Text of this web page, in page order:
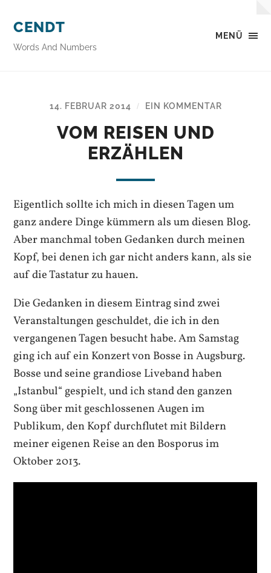
MENÜ
CENDT
Words And Numbers
14. FEBRUAR 2014 / EIN KOMMENTAR
VOM REISEN UND
ERZÄHLEN
Eigentlich sollte ich mich in diesen Tagen um
ganz andere Dinge kümmern als um diesen Blog.
Aber manchmal toben Gedanken durch meinen
Kopf, bei denen ich gar nicht anders kann, als sie
auf die Tastatur zu hauen.
Die Gedanken in diesem Eintrag sind zwei
Veranstaltungen geschuldet, die ich in den
vergangenen Tagen besucht habe. Am Samstag
ging ich auf ein Konzert von Bosse in Augsburg.
Bosse und seine grandiose Liveband haben
„Istanbul“ gespielt, und ich stand den ganzen
Song über mit geschlossenen Augen im
Publikum, den Kopf durchflutet mit Bildern
meiner eigenen Reise an den Bosporus im
Oktober 2013.